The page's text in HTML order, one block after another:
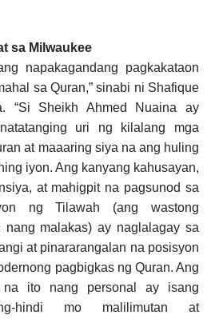
sa Milwaukee
napakagandang pagkakataon
sa Quran,” sinabi ni Shafique
“Si Sheikh Ahmed Nuaina ay
uri ng kilalang mga
at maaaring siya na ang huling
iyon. Ang kanyang kahusayan,
at mahigpit na pagsunod sa
ng Tilawah (ang wastong
nang malakas) ay naglalagay sa
at pinararangalan na posisyon
pagbigkas ng Quran. Ang
na ito nang personal ay isang
hindi mo malilimutan at